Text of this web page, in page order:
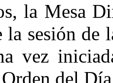
la Mesa
sesión de
vez
del